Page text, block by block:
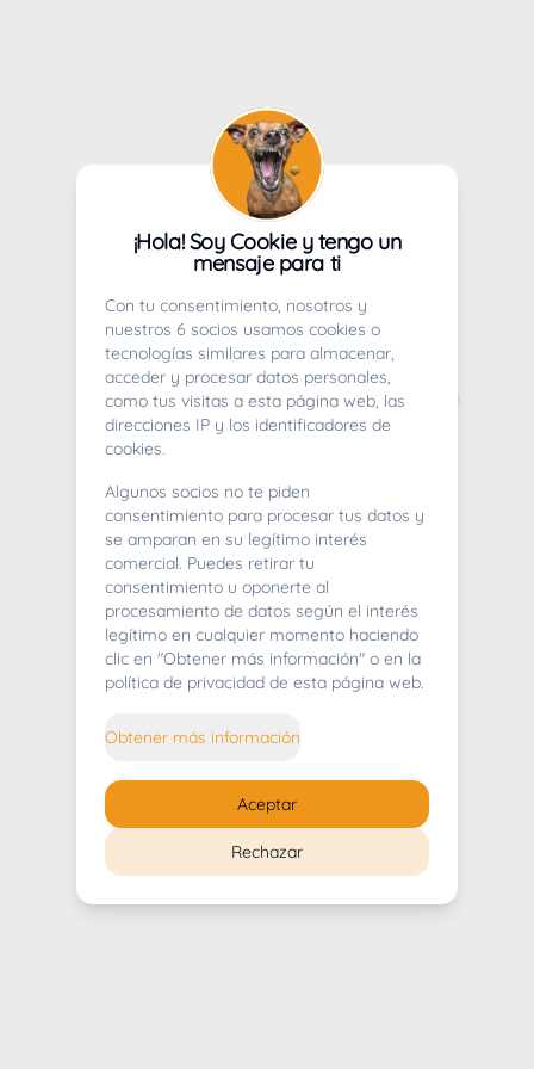
404
Whoops! Lo sentimos mucho.
¡Hola! Soy Cookie y tengo un
mensaje para ti
Con tu consentimiento, nosotros y
nuestros 6 socios usamos cookies o
tecnologías similares para almacenar,
acceder y procesar datos personales,
como tus visitas a esta página web, las
direcciones IP y los identificadores de
cookies.
Algunos socios no te piden
consentimiento para procesar tus datos y
se amparan en su legítimo interés
comercial. Puedes retirar tu
consentimiento u oponerte al
procesamiento de datos según el interés
legítimo en cualquier momento haciendo
clic en "Obtener más información" o en la
política de privacidad de esta página web.
Obtener más información
Rechazar
Aceptar